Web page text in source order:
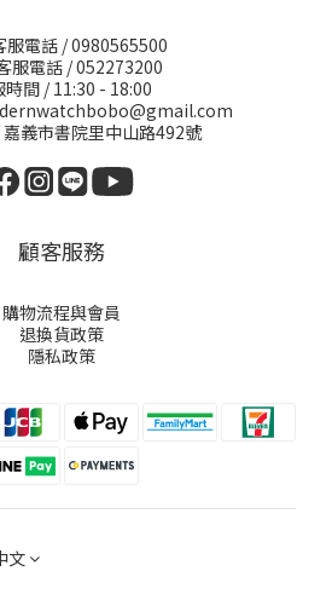
服電話 / 0980565500
服電話 / 052273200
時間 / 11:30 - 18:00
義市書院里中山路492號
顧客服務
購物流程與會員
退換貨政策
隱私政策
文